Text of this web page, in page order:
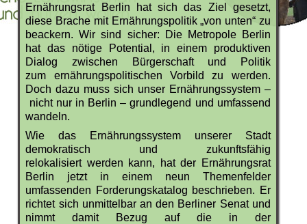
Ernährungsrat Berlin hat sich das Ziel gesetzt,
diese Brache mit Ernährungspolitik „von unten“ zu
beackern. Wir sind sicher: Die Metropole Berlin
hat das nötige Potential, in einem produktiven
Dialog zwischen Bürgerschaft und Politik
zum ernährungspolitischen Vorbild zu werden.
Doch dazu muss sich unser Ernährungssystem –
nicht nur in Berlin – grundlegend und umfassend
wandeln.
Wie das Ernährungssystem unserer Stadt
demokratisch und zukunftsfähig
relokalisiert werden kann, hat der Ernährungsrat
Berlin jetzt in einem neun Themenfelder
umfassenden Forderungskatalog beschrieben. Er
richtet sich unmittelbar an den Berliner Senat und
nimmt damit Bezug auf die in der